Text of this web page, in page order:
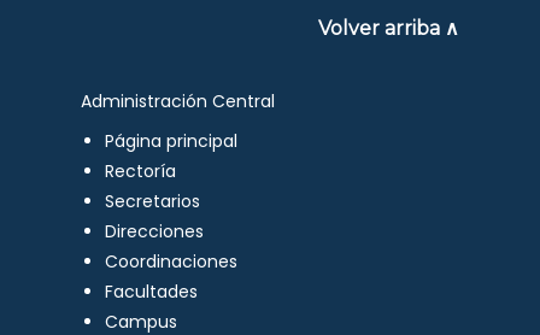
Volver arriba ∧
Administración Central
Página principal
Rectoría
Secretarios
Direcciones
Coordinaciones
Facultades
Campus